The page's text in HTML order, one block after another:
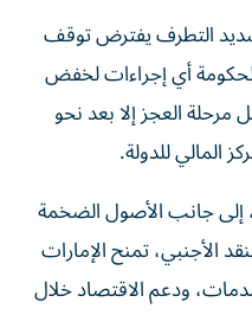
شديد التطرف يفترض توقف
الحكومة أي إجراءات لخفض
مرحلة العجز إلا بعد نحو
المالي للدولة.
إلى جانب الأصول الضخمة
الأجنبي، تمنح الإمارات
ودعم الاقتصاد خلال